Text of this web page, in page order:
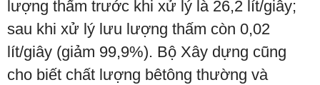
lượng thấm trước khi xử lý là 26,2 lít/giây;
sau khi xử lý lưu lượng thấm còn 0,02
lít/giây (giảm 99,9%). Bộ Xây dựng cũng
cho biết chất lượng bêtông thường và